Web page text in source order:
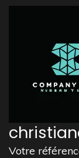
Aller
Votre